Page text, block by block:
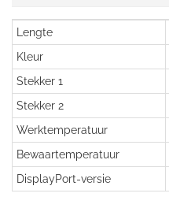
Lengte
Kleur
Stekker 1
Stekker 2
Werktemperatuur
Bewaartemperatuur
DisplayPort-versie